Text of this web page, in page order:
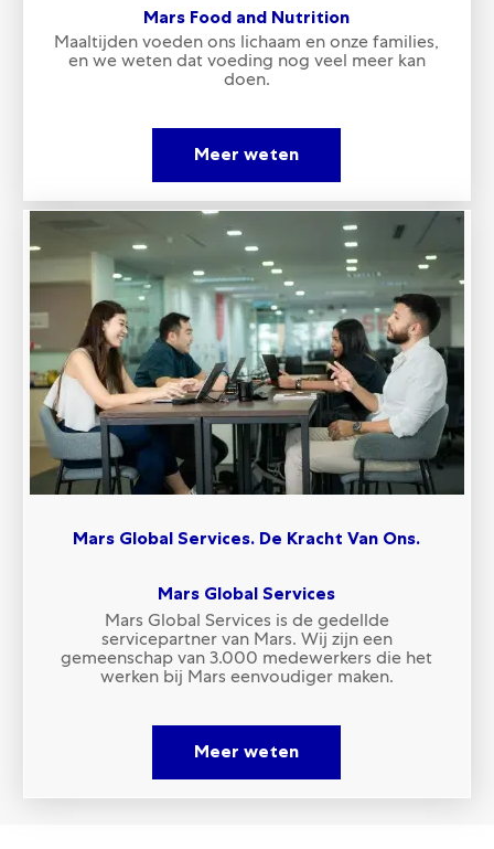
Mars Food and Nutrition
Maaltijden voeden ons lichaam en onze families,
en we weten dat voeding nog veel meer kan
doen.
Meer weten
Mars Global Services. De Kracht Van Ons.
​​​​​​​Mars Global Services
Mars Global Services is de gedellde
servicepartner van Mars. Wij zijn een
gemeenschap van 3.000 medewerkers die het
werken bij Mars eenvoudiger maken.
Meer weten